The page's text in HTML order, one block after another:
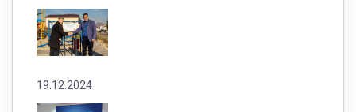
19.12.2024